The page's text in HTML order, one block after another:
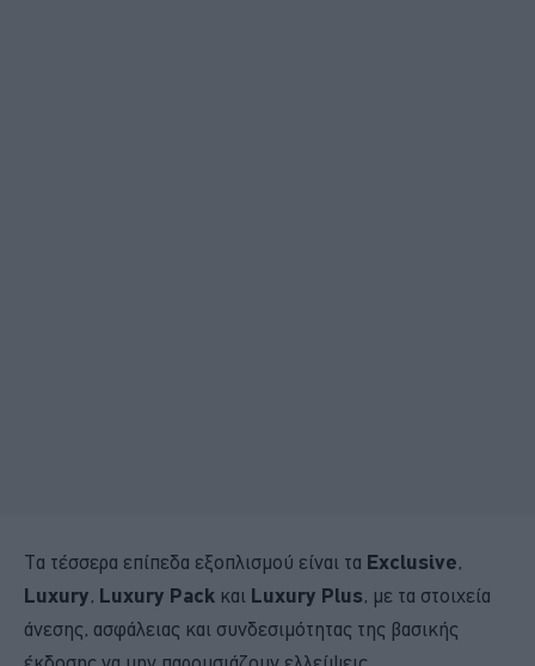
Τα τέσσερα επίπεδα εξοπλισμού είναι τα Exclusive,
Luxury, Luxury Pack και Luxury Plus, με τα στοιχεία
άνεσης, ασφάλειας και συνδεσιμότητας της βασικής